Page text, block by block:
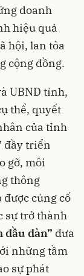
doanh
hiệu quả
hội, lan tỏa
cộng đồng.
UBND tỉnh,
thể, quyết
của tỉnh
đầy triển
gỡ, môi
thông
củng cố
sự trở thành
đàn” đưa
những tầm
sự phát